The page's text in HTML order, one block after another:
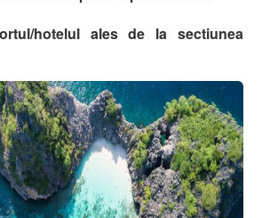
hotelul ales de la sectiunea